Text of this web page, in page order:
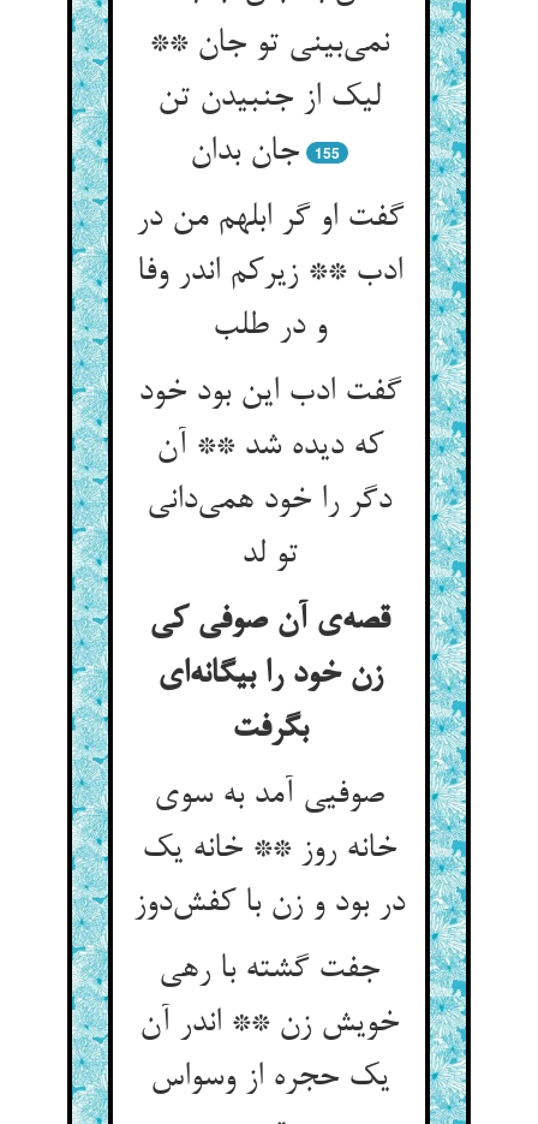
نمی‌بینی تو جان **
لیک از جنبیدن تن
جان بدان
155
گفت او گر ابلهم من در
ادب ** زیرکم اندر وفا
و در طلب
گفت ادب این بود خود
که دیده شد ** آن
دگر را خود همی‌دانی
تو لد
قصه‌ی آن صوفی کی
زن خود را بیگانه‌ای
بگرفت
صوفیی آمد به سوی
خانه روز ** خانه یک
در بود و زن با کفش‌دوز
جفت گشته با رهی
خویش زن ** اندر آن
یک حجره از وسواس